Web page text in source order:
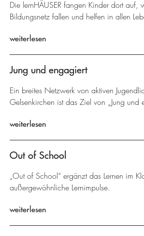
Die lernHÄUSER fangen Kinder dort auf,
Bildungsnetz fallen und helfen in allen
weiterlesen
Jung und engagiert
Ein breites Netzwerk von aktiven
Gelsenkirchen ist das Ziel von „Jung und
weiterlesen
Out of School
„Out of School“ ergänzt das Lernen im
außergewöhnliche Lernimpulse.
weiterlesen